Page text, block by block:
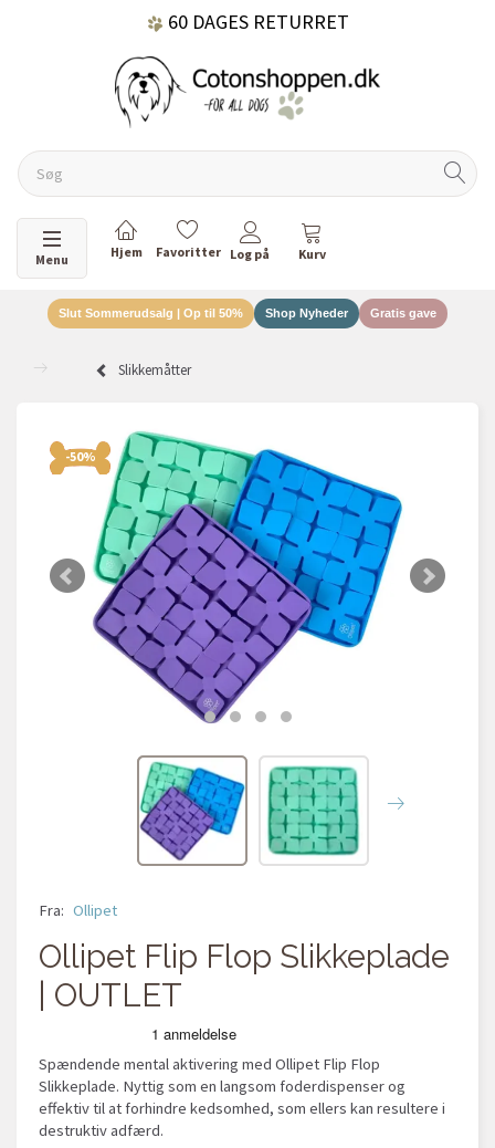
60 DAGES RETURRET
Skifte navigation
Menu
Slut Sommerudsalg | Op til 50% Shop Nyheder Gratis gave
Slikkemåtter
-50%
Fra: Ollipet
Ollipet Flip Flop Slikkeplade
| OUTLET
Spændende mental aktivering med Ollipet Flip Flop
Slikkeplade. Nyttig som en langsom foderdispenser og
effektiv til at forhindre kedsomhed, som ellers kan resultere i
destruktiv adfærd.